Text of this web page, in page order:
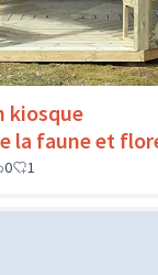
kiosque
la faune et
0 1